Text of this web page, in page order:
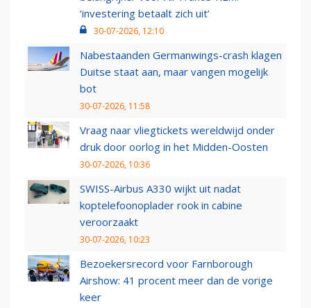
‘investering betaalt zich uit’
30-07-2026, 12:10
Nabestaanden Germanwings-crash klagen
Duitse staat aan, maar vangen mogelijk
bot
30-07-2026, 11:58
Vraag naar vliegtickets wereldwijd onder
druk door oorlog in het Midden-Oosten
30-07-2026, 10:36
SWISS-Airbus A330 wijkt uit nadat
koptelefoonoplader rook in cabine
veroorzaakt
30-07-2026, 10:23
Bezoekersrecord voor Farnborough
Airshow: 41 procent meer dan de vorige
keer